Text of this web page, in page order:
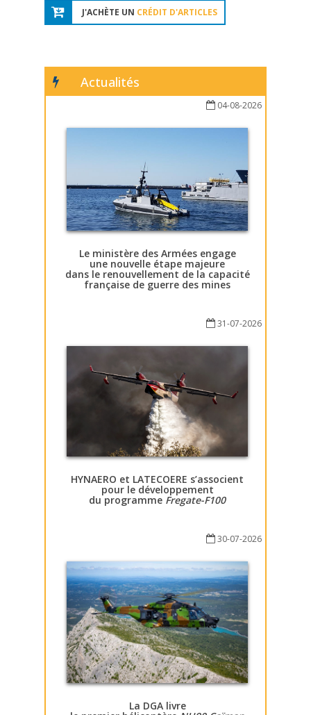
J'ACHÈTE UN CRÉDIT D'ARTICLES
Actualités
04-08-2026
Le ministère des Armées engage
une nouvelle étape majeure
dans le renouvellement de la capacité
française de guerre des mines
31-07-2026
HYNAERO et LATECOERE s’associent
pour le développement
du programme Fregate-F100
30-07-2026
La DGA livre